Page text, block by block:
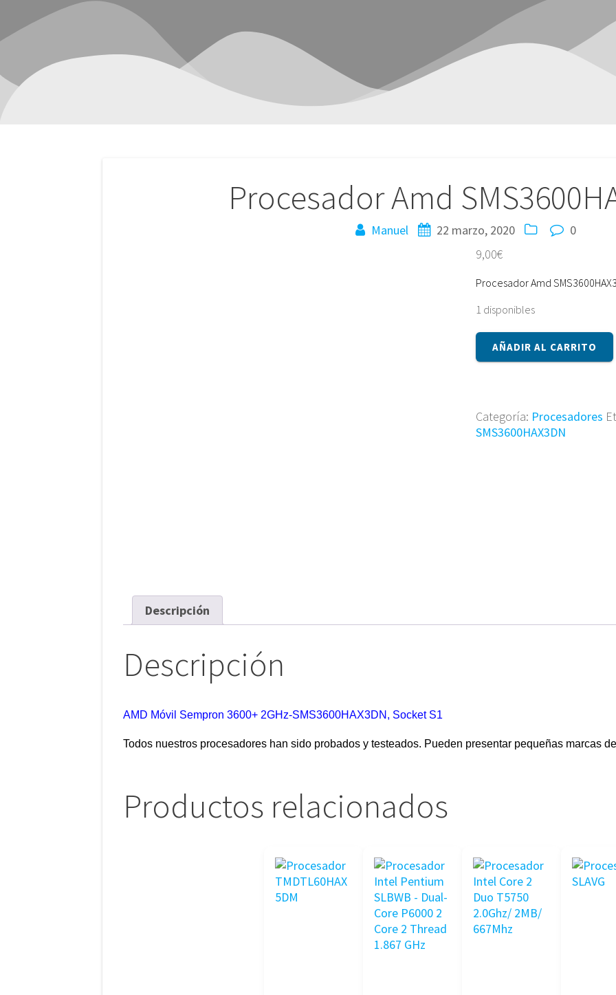
Procesador Amd
Manuel 22 marzo, 2020
0
9,00€
Procesador Amd
1 disponibles
Procesador
Amd
AÑADIR AL CARRITO
Categoría: Procesadores
SMS3600HAX3DN
Descripción
Descripción
AMD Móvil Sempron 3600+ 2GHz-SMS3600HAX3DN, Socket S1
Todos nuestros procesadores han sido probados y testeados. Pueden presentar pequeñas marcas
Productos relacionados
Navegación